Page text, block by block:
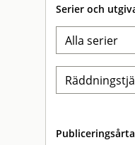
Serier och